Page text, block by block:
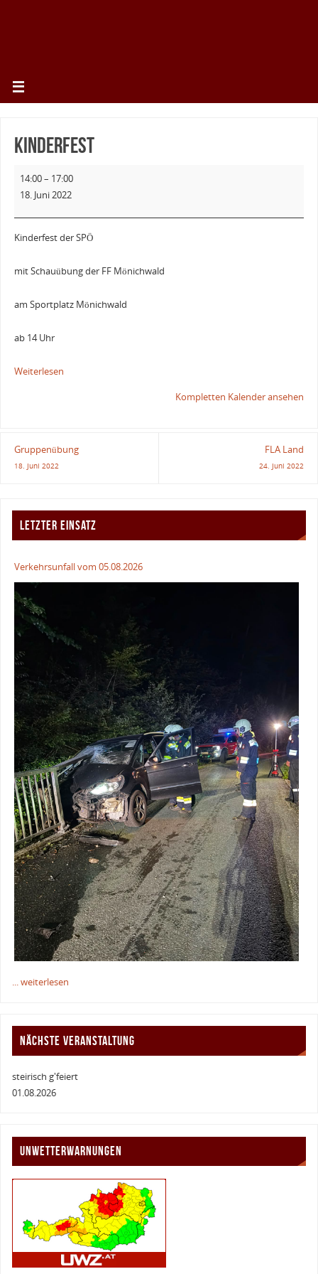
Kinderfest
14:00– 17:00
18. Juni 2022
Kinderfest der SPÖ
mit Schauübung der FF Mönichwald
am Sportplatz Mönichwald
ab 14 Uhr
Weiterlesen
Kompletten Kalender ansehen
Gruppenübung
18. Juni 2022
FLA Land
24. Juni 2022
LETZTER EINSATZ
Verkehrsunfall vom 05.08.2026
... weiterlesen
NÄCHSTE VERANSTALTUNG
steirisch g'feiert
01.08.2026
UNWETTERWARNUNGEN